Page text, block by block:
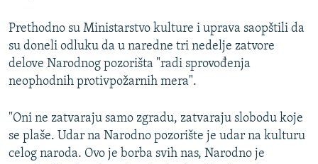
NASTANAK I RASPAD JUGOSLAVIJE
Prethodno su Ministarstvo kulture i uprava saopštili da
su doneli odluku da u naredne tri nedelje zatvore
delove Narodnog pozorišta "radi sprovođenja
neophodnih protivpožarnih mera".
"Oni ne zatvaraju samo zgradu, zatvaraju slobodu koje
se plaše. Udar na Narodno pozorište je udar na kulturu
celog naroda. Ovo je borba svih nas, Narodno je